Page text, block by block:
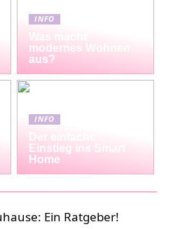
INFO
Was macht
modernes Wohnen
aus?
INFO
Der einfache
Einstieg ins Smart
Home
Ein Ratgeber!